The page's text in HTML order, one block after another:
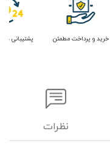
خرید و پرداخت مطمئن پشتیبانی
نظرات